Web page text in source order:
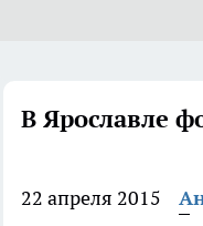
В Ярославле
22 апреля 2015